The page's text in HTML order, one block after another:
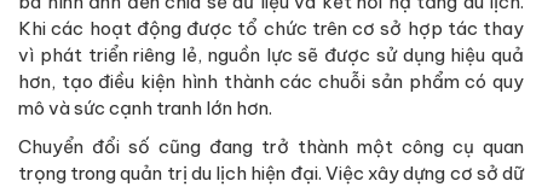
Khi các hoạt động được tổ chức trên cơ sở hợp tác thay
vì phát triển riêng lẻ, nguồn lực sẽ được sử dụng hiệu quả
hơn, tạo điều kiện hình thành các chuỗi sản phẩm có quy
mô và sức cạnh tranh lớn hơn.
Chuyển đổi số cũng đang trở thành một công cụ quan
trọng trong quản trị du lịch hiện đại. Việc xây dựng cơ sở dữ